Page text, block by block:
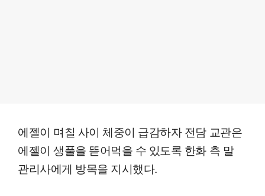
에젤이 며칠 사이 체중이 급감하자 전담 교관은
에젤이 생풀을 뜯어먹을 수 있도록 한화 측 말
관리사에게 방목을 지시했다.